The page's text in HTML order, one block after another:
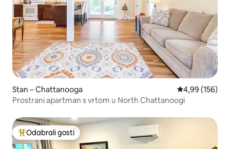
Stan – Chattanooga Prosječna
4,99 (156)
Prostrani apartman s vrtom u North Chattanoogi
Među najviše rangiranima s oznakom „Odabrali gosti”
Odabrali gosti